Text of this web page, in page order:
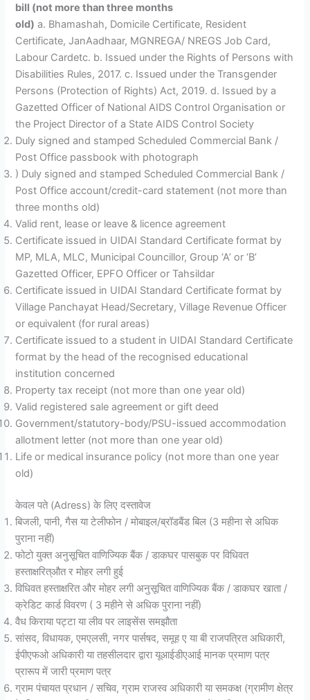
bill (not more than three months
old) a. Bhamashah, Domicile Certificate, Resident
Certificate, JanAadhaar, MGNREGA/ NREGS Job Card,
Labour Cardetc. b. Issued under the Rights of Persons with
Disabilities Rules, 2017. c. Issued under the Transgender
Persons (Protection of Rights) Act, 2019. d. Issued by a
Gazetted Officer of National AIDS Control Organisation or
the Project Director of a State AIDS Control Society
Duly signed and stamped Scheduled Commercial Bank /
Post Office passbook with photograph
) Duly signed and stamped Scheduled Commercial Bank /
Post Office account/credit-card statement (not more than
three months old)
Valid rent, lease or leave & licence agreement
Certificate issued in UIDAI Standard Certificate format by
MP, MLA, MLC, Municipal Councillor, Group ‘A’ or ‘B’
Gazetted Officer, EPFO Officer or Tahsildar
Certificate issued in UIDAI Standard Certificate format by
Village Panchayat Head/Secretary, Village Revenue Officer
or equivalent (for rural areas)
Certificate issued to a student in UIDAI Standard Certificate
format by the head of the recognised educational
institution concerned
Property tax receipt (not more than one year old)
Valid registered sale agreement or gift deed
Government/statutory-body/PSU-issued accommodation
allotment letter (not more than one year old)
Life or medical insurance policy (not more than one year
old)
केवल पते (Adress) के लिए दस्तावेज
बिजली, पानी, गैस या टेलीफोन / मोबाइल/ब्रॉडबैंड बिल (3 महीना से अधिक
पुराना नहीं)
फोटो युक्त अनुसूचित वाणिज्यिक बैंक / डाकघर पासबुक पर विधिवत
हस्ताक्षरित्औत र मोहर लगी हुई
विधिवत हस्ताक्षरित और मोहर लगी अनुसूचित वाणिज्यिक बैंक / डाकघर खाता /
क्रेडिट कार्ड विवरण ( 3 महीने से अधिक पुराना नहीं)
वैध किराया पट्टा या लीव पर लाइसेंस समझौता
सांसद, विधायक, एमएलसी, नगर पार्सषद, समूह ए या बी राजपत्रित अधिकारी,
ईपीएफओ अधिकारी या तहसीलदार द्वारा यूआईडीएआई मानक प्रमाण पत्र
प्रारूप में जारी प्रमाण पत्र
ग्राम पंचायत प्रधान / सचिव, ग्राम राजस्व अधिकारी या समकक्ष (ग्रामीण क्षेत्र